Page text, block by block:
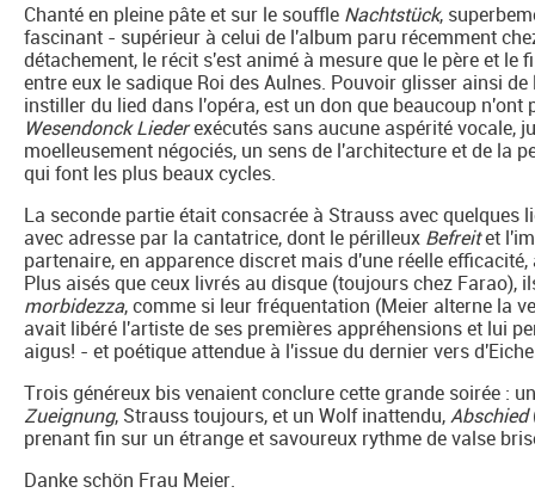
Chanté en pleine pâte et sur le souffle Nachtstück,
fascinant - supérieur à celui de l'album paru récemment
détachement, le récit s'est animé à mesure que le père et
entre eux le sadique Roi des Aulnes. Pouvoir glisser ainsi
instiller du lied dans l'opéra, est un don que beaucoup n'ont
Wesendonck Liederexécutés sans aucune aspérité vocale,
moelleusement négociés, un sens de l'architecture et de la
qui font les plus beaux cycles.
La seconde partie était consacrée à Strauss avec quelques
avec adresse par la cantatrice, dont le périlleux Befreitet
partenaire, en apparence discret mais d'une réelle
Plus aisés que ceux livrés au disque (toujours chez Farao),
morbidezza, comme si leur fréquentation (Meier alterne la
avait libéré l'artiste de ses premières appréhensions et lui
aigus! - et poétique attendue à l'issue du dernier vers
Trois généreux bis venaient conclure cette grande soirée :
Zueignung, Strauss toujours, et un Wolf inattendu,Abschied
prenant fin sur un étrange et savoureux rythme de valse
Danke schön Frau Meier.